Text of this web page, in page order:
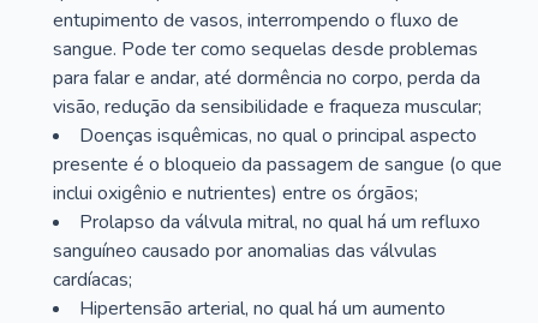
entupimento de vasos, interrompendo o fluxo de
sangue. Pode ter como sequelas desde problemas
para falar e andar, até dormência no corpo, perda da
visão, redução da sensibilidade e fraqueza muscular;
Doenças isquêmicas, no qual o principal aspecto
presente é o bloqueio da passagem de sangue (o que
inclui oxigênio e nutrientes) entre os órgãos;
Prolapso da válvula mitral, no qual há um refluxo
sanguíneo causado por anomalias das válvulas
cardíacas;
Hipertensão arterial, no qual há um aumento